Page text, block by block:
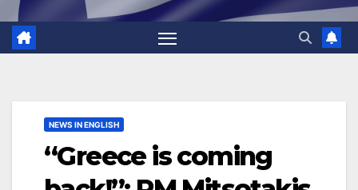
NEWS IN ENGLISH
“Greece is coming